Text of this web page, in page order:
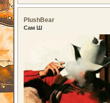
PlushBear
Сам Ш